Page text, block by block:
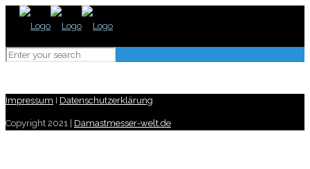
Impressum I Datenschutzerklärung
Copyright 2021 | Damastmesser-welt.de